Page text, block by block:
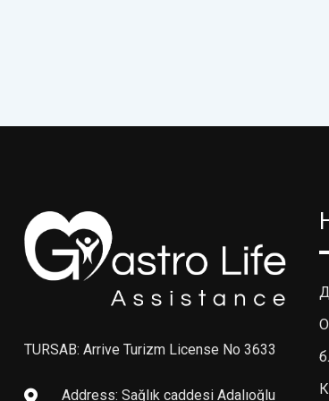
TURSAB: Arrive Turizm License No 3633
Address: Sağlık caddesi Adalıoğlu